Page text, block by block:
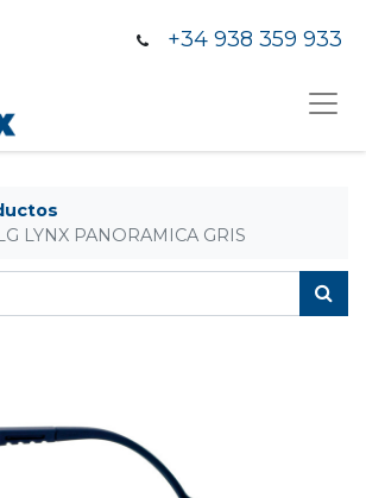
+34 938 359 933
LYNX PANORAMICA GRIS